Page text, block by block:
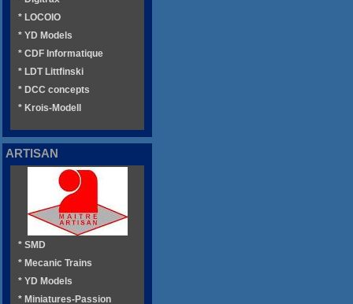
* LOCOIO
* YD Models
* CDF Informatique
* LDT Littfinski
* DCC concepts
* Krois-Modell
ARTISAN
* SMD
* Mecanic Trains
* YD Models
* Miniatures-Passion